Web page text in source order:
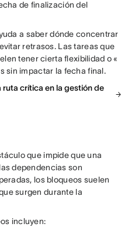
de finalización del
a saber dónde concentrar
retrasos. Las tareas que
tener cierta flexibilidad o «
sin impactar la fecha final.
ruta crítica en la gestión de
que impide que una
dependencias son
los bloqueos suelen
surgen durante la
incluyen: